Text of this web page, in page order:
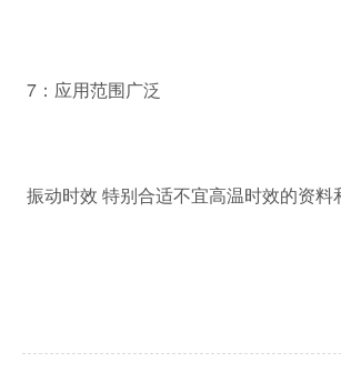
7：应用范围广泛
振动时效 特别合适不宜高温时效的资